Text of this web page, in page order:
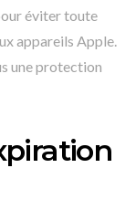
éviter toute
appareils Apple.
une protection